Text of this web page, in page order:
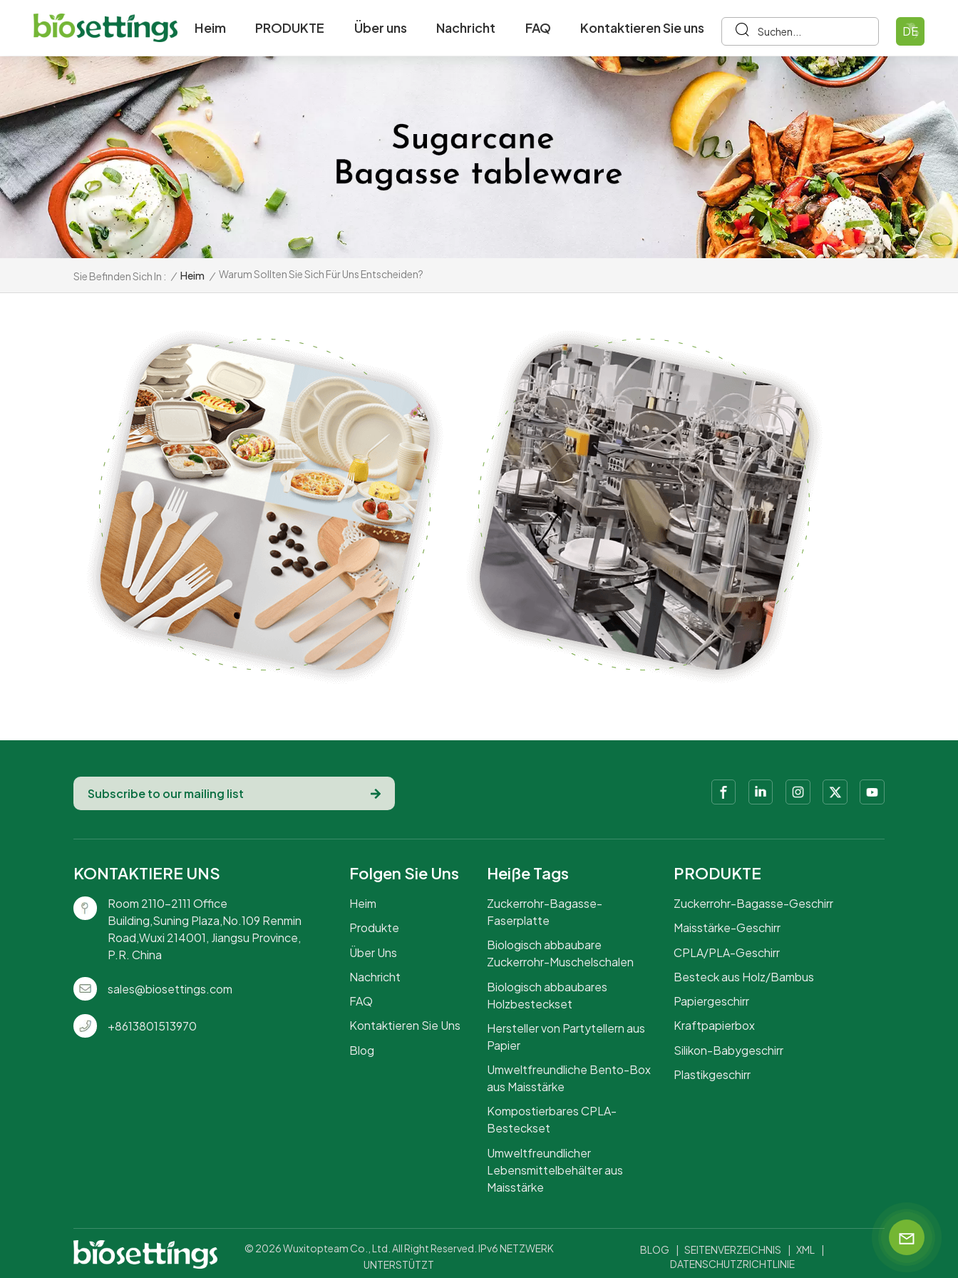
Heim PRODUKTE Über uns Nachricht FAQ Kontaktieren Sie uns DE
Sie Befinden Sich In : / Heim / Warum Sollten Sie Sich Für Uns Entscheiden?
KONTAKTIERE UNS
Room 2110-2111 Office
Building,Suning Plaza,No.109 Renmin
Road,Wuxi 214001, Jiangsu Province,
P.R. China
sales@biosettings.com
+8613801513970
Folgen Sie Uns
Heim
Produkte
Über Uns
Nachricht
FAQ
Kontaktieren Sie Uns
Blog
Heiße Tags
Zuckerrohr-Bagasse-
Faserplatte
Biologisch abbaubare
Zuckerrohr-Muschelschalen
Biologisch abbaubares
Holzbesteckset
Hersteller von Partytellern aus
Papier
Umweltfreundliche Bento-Box
aus Maisstärke
Kompostierbares CPLA-
Besteckset
Umweltfreundlicher
Lebensmittelbehälter aus
Maisstärke
PRODUKTE
Zuckerrohr-Bagasse-Geschirr
Maisstärke-Geschirr
CPLA/PLA-Geschirr
Besteck aus Holz/Bambus
Papiergeschirr
Kraftpapierbox
Silikon-Babygeschirr
Plastikgeschirr
© 2026 Wuxitopteam Co., Ltd. All Right Reserved. IPv6 NETZWERK
UNTERSTÜTZT
BLOG | SEITENVERZEICHNIS | XML
|
DATENSCHUTZRICHTLINIE